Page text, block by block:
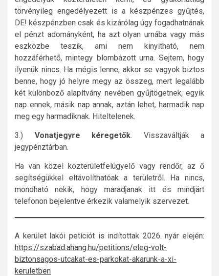
törvényileg engedélyezett is a készpénzes gyűjtés,
DE! készpénzben csak és kizárólag úgy fogadhatnának
el pénzt adományként, ha azt olyan urnába vagy más
eszközbe teszik, ami nem kinyitható, nem
hozzáférhető, mintegy blombázott urna. Sejtem, hogy
ilyenük nincs. Ha mégis lenne, akkor se vagyok biztos
benne, hogy jó helyre megy az összeg, mert legalább
két különböző alapítvány nevében gyűjtögetnek, egyik
nap ennek, másik nap annak, aztán lehet, harmadik nap
meg egy harmadiknak. Hiteltelenek.
3.) Vonatjegyre kéregetők. Visszaváltják a
jegypénztárban.
Ha van közel közterületfelügyelő vagy rendőr, az ő
segítségükkel eltávolíthatóak a területről. Ha nincs,
mondható nekik, hogy maradjanak itt és mindjárt
telefonon bejelentve érkezik valamelyik szervezet.
A kerület lakói petíciót is indítottak 2026. nyár elején:
https://szabad.ahang.hu/petitions/eleg-volt-
biztonsagos-utcakat-es-parkokat-akarunk-a-xi-
keruletben